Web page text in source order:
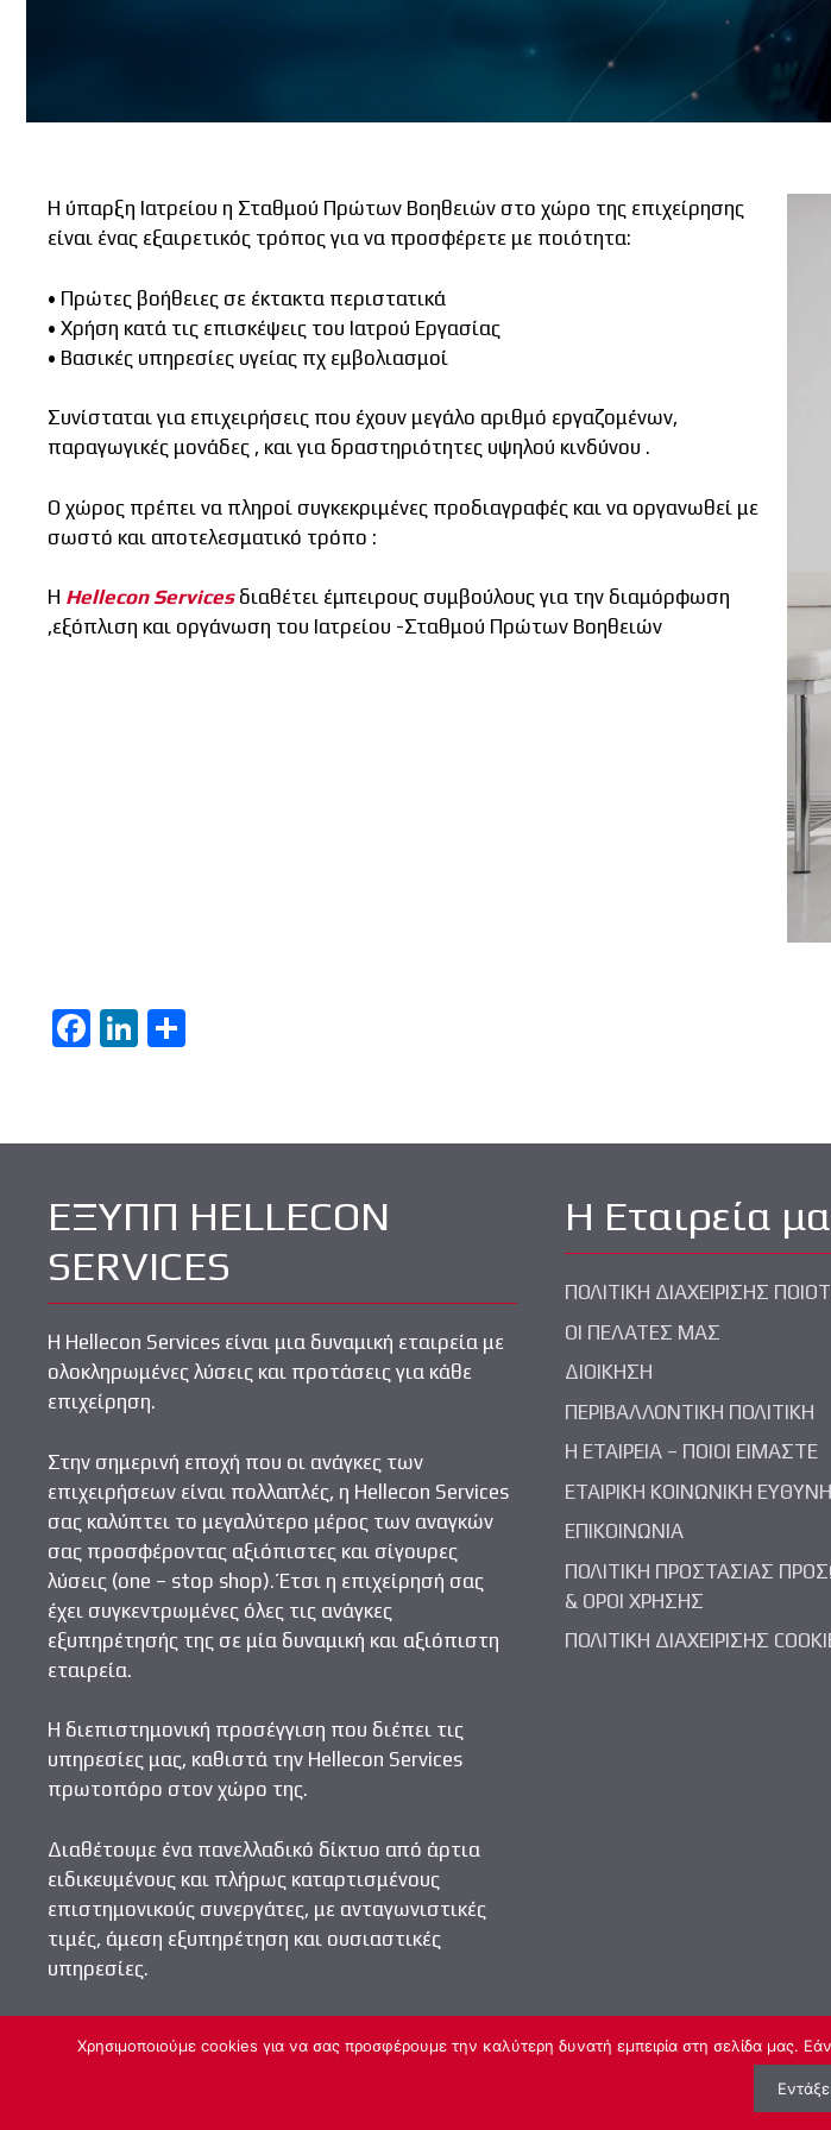
Η ύπαρξη Ιατρείου η Σταθμού Πρώτων Βοηθειών στο χώρο της επιχείρησης
είναι ένας εξαιρετικός τρόπος για να προσφέρετε με ποιότητα:
• Πρώτες βοήθειες σε έκτακτα περιστατικά
• Χρήση κατά τις επισκέψεις του Ιατρού Εργασίας
• Βασικές υπηρεσίες υγείας πχ εμβολιασμοί
Συνίσταται για επιχειρήσεις που έχουν μεγάλο αριθμό εργαζομένων,
παραγωγικές μονάδες , και για δραστηριότητες υψηλού κινδύνου .
Ο χώρος πρέπει να πληροί συγκεκριμένες προδιαγραφές και να οργανωθεί με
σωστό και αποτελεσματικό τρόπο :
Η Hellecon Servicesδιαθέτει έμπειρους συμβούλους για την διαμόρφωση
,εξόπλιση και οργάνωση του Ιατρείου -Σταθμού Πρώτων Βοηθειών
F
b
o
k
Li
e
n
α
τε
ίτ
ε
ΕΞΥΠΠ HELLECON
SERVICES
Η Hellecon Services είναι μια δυναμική εταιρεία με
ολοκληρωμένες λύσεις και προτάσεις για κάθε
επιχείρηση.
Στην σημερινή εποχή που οι ανάγκες των
επιχειρήσεων είναι πολλαπλές, η Hellecon Services
σας καλύπτει το μεγαλύτερο μέρος των αναγκών
σας προσφέροντας αξιόπιστες και σίγουρες
λύσεις (one – stop shop). Έτσι η επιχείρησή σας
έχει συγκεντρωμένες όλες τις ανάγκες
εξυπηρέτησής της σε μία δυναμική και αξιόπιστη
εταιρεία.
Η διεπιστημονική προσέγγιση που διέπει τις
υπηρεσίες μας, καθιστά την Hellecon Services
πρωτοπόρο στον χώρο της.
Διαθέτουμε ένα πανελλαδικό δίκτυο από άρτια
ειδικευμένους και πλήρως καταρτισμένους
επιστημονικούς συνεργάτες, με ανταγωνιστικές
τιμές, άμεση εξυπηρέτηση και ουσιαστικές
υπηρεσίες.
Η Εταιρεία
ΠΟΛΙΤΙΚΗ ΔΙΑΧΕΙΡΙΣΗΣ
ΟΙ ΠΕΛΑΤΕΣ ΜΑΣ
ΔΙΟΙΚΗΣΗ
ΠΕΡΙΒΑΛΛΟΝΤΙΚΗ ΠΟΛΙΤΙΚΗ
Η ΕΤΑΙΡΕΙΑ – ΠΟΙΟΙ ΕΙΜΑΣΤΕ
ΕΤΑΙΡΙΚΗ ΚΟΙΝΩΝΙΚΗ ΕΥΘΥΝΗ
ΕΠΙΚΟΙΝΩΝΙΑ
ΠΟΛΙΤΙΚΗ ΠΡΟΣΤΑΣΙΑΣ
& ΟΡΟΙ ΧΡΗΣΗΣ
ΠΟΛΙΤΙΚΗ ΔΙΑΧΕΙΡΙΣΗΣ
Copyright © 2026 | Hellecon Services. All Rights
Χρησιμοποιούμε cookies για να σας προσφέρουμε την καλύτερη δυνατή εμπειρία στη σελίδα μας.